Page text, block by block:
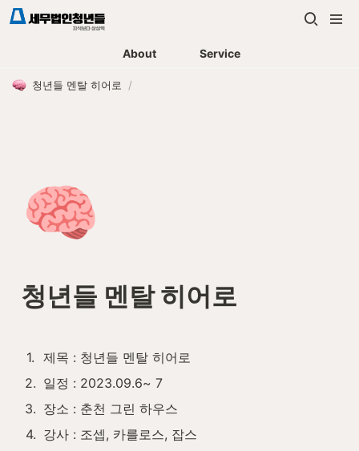
About Service
청년들 멘탈 히어로 /
🧠
청년들 멘탈 히어로
1. 제목 : 청년들 멘탈 히어로
2. 일정 : 2023.09.6~ 7
3. 장소 : 춘천 그린 하우스
4. 강사 : 조셉, 카를로스, 잡스